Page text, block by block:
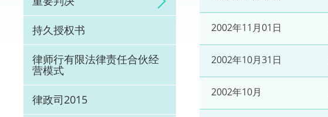
持久授权书
律师行有限法律责任合伙经
营模式
律政司2015
2002年11月01日
2002年10月31日
2002年10月